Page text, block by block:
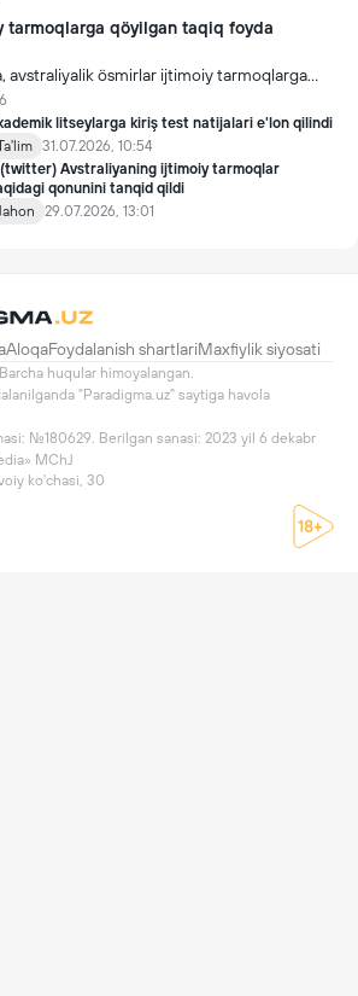
tarmoqlarga qöyilgan taqiq foyda
avstraliyalik ösmirlar ijtimoiy tarmoqlarga
ham ulardan foydalanmoqda.
litseylarga kiriş test natijalari e'lon qilindi
31.07.2026, 10:54
Avstraliyaning ijtimoiy tarmoqlar
qonunini tanqid qildi
29.07.2026, 13:01
AloqaFoydalanish shartlariMaxfiylik siyosati
huqular himoyalangan.
"Paradigma.uz" saytiga havola
№180629. Berilgan sanasi: 2023 yil 6 dekabr
MChJ
ko'chasi, 30